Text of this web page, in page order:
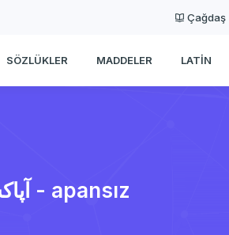
Çağdaş
SÖZLÜKLER MADDELER LATIN
آپاكسز - apansız